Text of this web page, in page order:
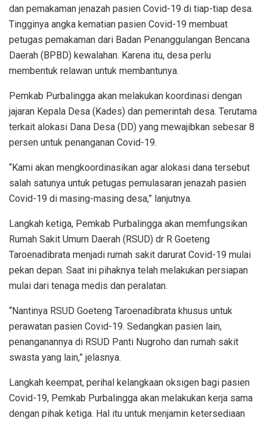
dan pemakaman jenazah pasien Covid-19 di tiap-tiap desa.
Tingginya angka kematian pasien Covid-19 membuat
petugas pemakaman dari Badan Penanggulangan Bencana
Daerah (BPBD) kewalahan. Karena itu, desa perlu
membentuk relawan untuk membantunya.
Pemkab Purbalingga akan melakukan koordinasi dengan
jajaran Kepala Desa (Kades) dan pemerintah desa. Terutama
terkait alokasi Dana Desa (DD) yang mewajibkan sebesar 8
persen untuk penanganan Covid-19.
“Kami akan mengkoordinasikan agar alokasi dana tersebut
salah satunya untuk petugas pemulasaran jenazah pasien
Covid-19 di masing-masing desa,” lanjutnya.
Langkah ketiga, Pemkab Purbalingga akan memfungsikan
Rumah Sakit Umum Daerah (RSUD) dr R Goeteng
Taroenadibrata menjadi rumah sakit darurat Covid-19 mulai
pekan depan. Saat ini pihaknya telah melakukan persiapan
mulai dari tenaga medis dan peralatan.
“Nantinya RSUD Goeteng Taroenadibrata khusus untuk
perawatan pasien Covid-19. Sedangkan pasien lain,
penanganannya di RSUD Panti Nugroho dan rumah sakit
swasta yang lain,” jelasnya.
Langkah keempat, perihal kelangkaan oksigen bagi pasien
Covid-19, Pemkab Purbalingga akan melakukan kerja sama
dengan pihak ketiga. Hal itu untuk menjamin ketersediaan